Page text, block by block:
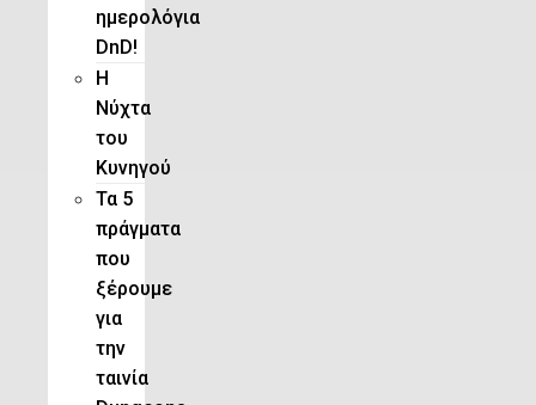
ημερολόγια
DnD!
H
Νύχτα
του
Κυνηγού
Τα 5
πράγματα
που
ξέρουμε
για
την
ταινία